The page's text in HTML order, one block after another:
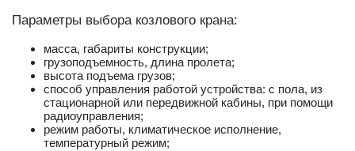
Параметры выбора козлового крана:
масса, габариты конструкции;
грузоподъемность, длина пролета;
высота подъема грузов;
способ управления работой устройства: с пола, из
стационарной или передвижной кабины, при помощи
радиоуправления;
режим работы, климатическое исполнение,
температурный режим;